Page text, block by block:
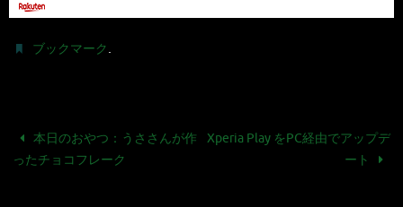
ブックマーク.
本日のおやつ：うささんが作
ったチョコフレーク
Xperia Play をPC経由でアップデ
ート